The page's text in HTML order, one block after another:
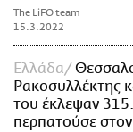
The LiFO team
15.3.2022
Ελλάδα
Ρακοσυλλέκτης
του έκλεψαν
περπατούσε